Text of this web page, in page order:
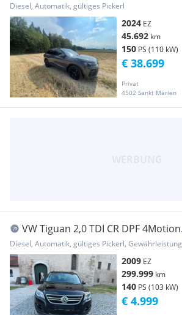
Diesel, Automatik, gültiges Pickerl
2024 EZ
45.692 km
150 PS (110 kW)
Privat
4502 Sankt Marien
€ 38.699
VW Tiguan 2,0 TDI CR DPF 4Motion
Sport&Style Aut.
Diesel, Automatik, gültiges Pickerl, Gewährleistung
2009 EZ
299.999 km
140 PS (103 kW)
€ 4.999